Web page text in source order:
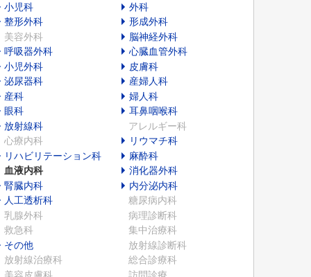
小児科
外科
整形外科
形成外科
美容外科
脳神経外科
呼吸器外科
心臓血管外科
小児外科
皮膚科
泌尿器科
産婦人科
産科
婦人科
眼科
耳鼻咽喉科
放射線科
アレルギー科
心療内科
リウマチ科
リハビリテーション科
麻酔科
血液内科
消化器外科
腎臓内科
内分泌内科
人工透析科
糖尿病内科
乳腺外科
病理診断科
救急科
集中治療科
その他
放射線診断科
放射線治療科
総合診療科
美容皮膚科
訪問診療